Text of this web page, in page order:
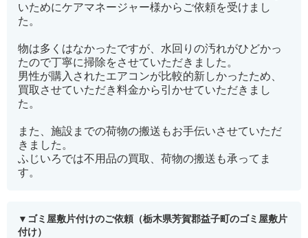
いためにケアマネージャー様からご依頼を受けまし
た。
物は多くはなかったですが、水回りの汚れがひどかっ
たので丁寧に掃除をさせていただきました。
男性が購入されたエアコンが比較的新しかったため、
買取させていただき料金から引かせていただきまし
た。
また、施設までの荷物の搬送もお手伝いさせていただ
きました。
ふじいろでは不用品の買取、荷物の搬送も承ってま
す。
ゴミ屋敷片付けのご依頼（栃木県芳賀郡益子町のゴミ屋敷片
付け）